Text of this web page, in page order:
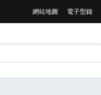
網站地圖 電子型錄